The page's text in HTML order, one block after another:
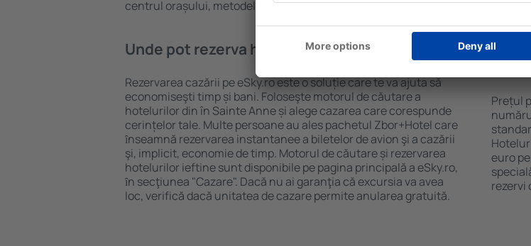
centrul orașului, metodele de plată și clasificarea hotelului.
Unde pot rezerva hoteluri ȋn în Sainte Anne?
Rezervarea cazării pe eSky.ro este o soluție care te va ajuta să
economiseşti timp și bani. Foloseşte motorul de căutare a
hotelurilor din în Sainte Anne și alege cazarea care corespunde
cerințelor tale. Multe persoane au ales pachetul Zbor+Hotel care
ȋnseamnă rezervarea instantanee a biletelor de avion şi a cazării
şi, implicit, economie de timp. Motorul de căutare și rezervarea
hotelurilor ieftine sunt disponibile pe pagina principală a eSky.ro,
ȋn secţiunea "Cazare". Dacă nu ai garanţia că excursia va avea
loc, verifică dacă unitatea de cazare permite anularea gratuită.
Cât
Prețul
euro
rezervi